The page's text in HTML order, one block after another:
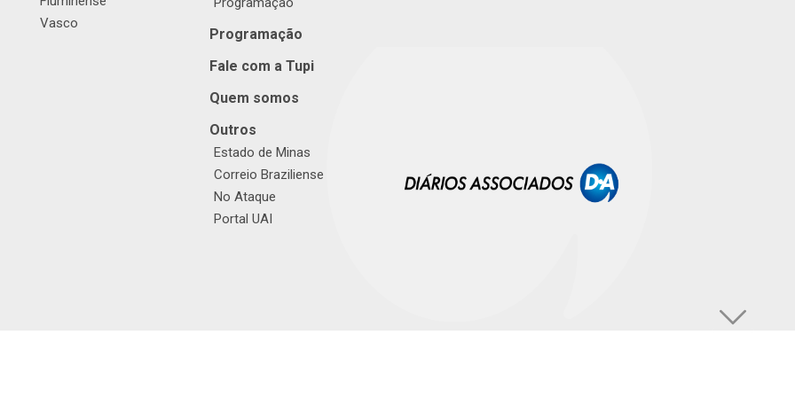
Vasco
Programação
Fale com a Tupi
Quem somos
Outros
Estado de Minas
Correio Braziliense
No Ataque
Portal UAI